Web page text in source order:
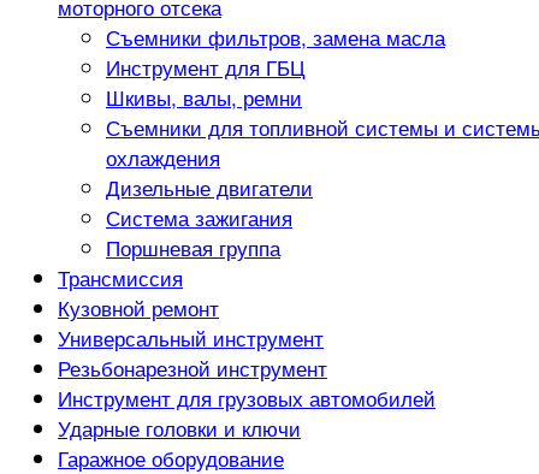
моторного отсека
Съемники фильтров, замена масла
Инструмент для ГБЦ
Шкивы, валы, ремни
Съемники для топливной системы и
охлаждения
Дизельные двигатели
Система зажигания
Поршневая группа
Трансмиссия
Кузовной ремонт
Универсальный инструмент
Резьбонарезной инструмент
Инструмент для грузовых автомобилей
Ударные головки и ключи
Гаражное оборудование